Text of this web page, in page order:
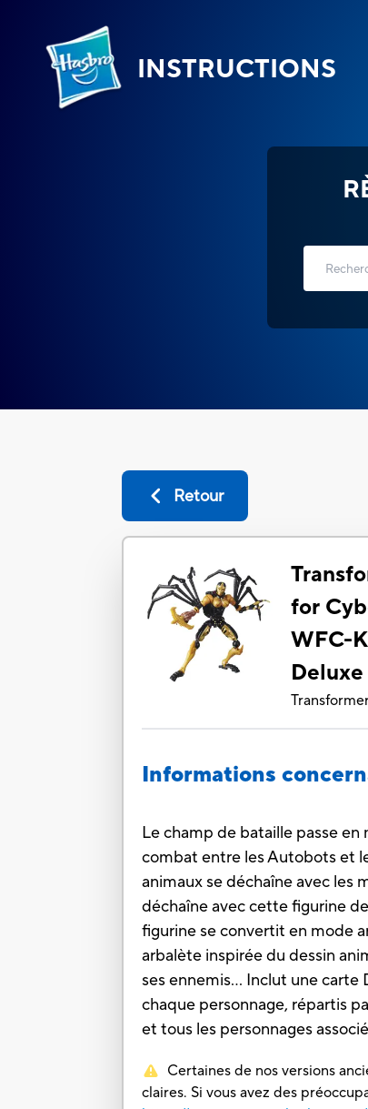
INSTRUCTIONS
Retour
for
WFC-
Deluxe
Informations
Le champ de bataille passe
combat entre les Autobots et
animaux se déchaîne avec les
déchaîne avec cette figurine
figurine se convertit en mode
arbalète inspirée du dessin
ses ennemis... Inclut une
chaque personnage, répartis
et tous les personnages
Certaines de nos versions
claires. Si vous avez des